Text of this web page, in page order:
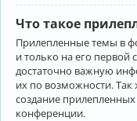
Что такое
Прилепленные темы в
и только на его первой
достаточно важную
их по возможности.
создание
конференции.